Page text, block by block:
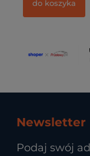
do koszyka
Newsletter
Podaj swój